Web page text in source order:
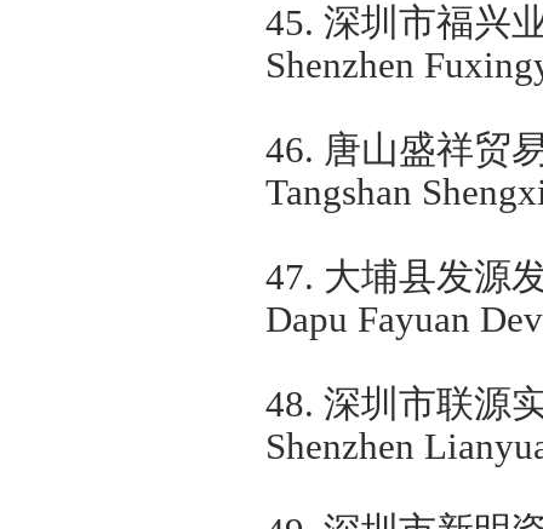
45. 深圳市福兴
Shenzhen
46. 唐山盛祥贸
Tangshan
47. 大埔县发源
Dapu Fayuan
48. 深圳市联源
Shenzhen